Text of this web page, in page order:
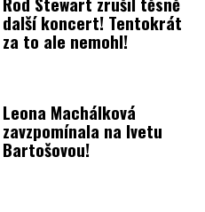
další koncert! Tentokrát
za to ale nemohl!
Leona Machálková
zavzpomínala na Ivetu
Bartošovou!